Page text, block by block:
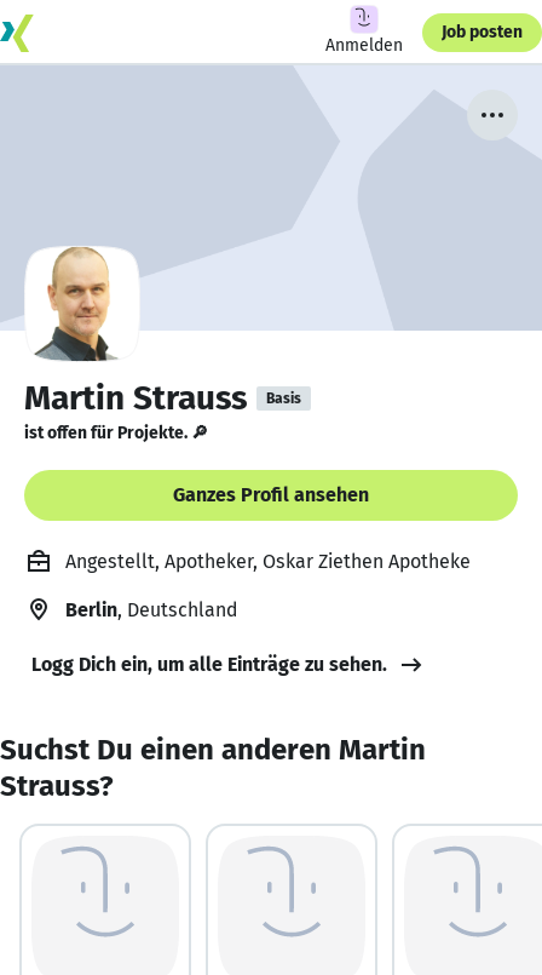
Anmelden
Job posten
Martin Strauss Basis
ist offen für Projekte. 🔎
Ganzes Profil ansehen
Angestellt, Apotheker, Oskar Ziethen Apotheke
Berlin, Deutschland
Logg Dich ein, um alle Einträge zu sehen.
Suchst Du einen anderen Martin
Strauss?